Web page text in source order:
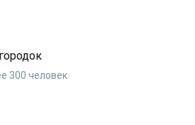
300 человек